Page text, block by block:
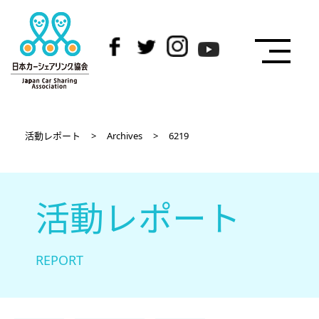
活動レポート > Archives > 6219
活動レポート
REPORT